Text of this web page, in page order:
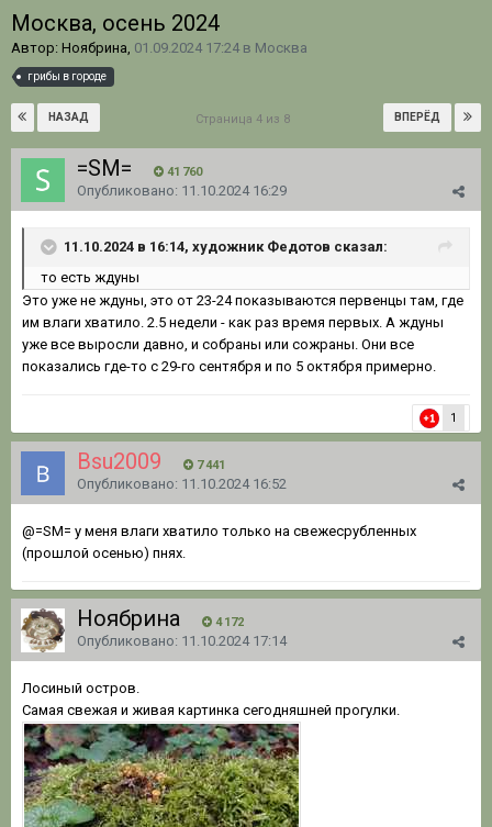
Москва, осень 2024
Автор: Ноябрина, 01.09.2024 17:24 в Москва
грибы в городе
НАЗАД ВПЕРЁД
Страница 4 из 8
=SM= 41 760
Опубликовано: 11.10.2024 16:29
11.10.2024 в 16:14, художник Федотов сказал:
то есть ждуны
Это уже не ждуны, это от 23-24 показываются первенцы там, где
им влаги хватило. 2.5 недели - как раз время первых. А ждуны
уже все выросли давно, и собраны или сожраны. Они все
показались где-то с 29-го сентября и по 5 октября примерно.
1
Bsu2009 7 441
Опубликовано: 11.10.2024 16:52
@=SM= у меня влаги хватило только на свежесрубленных
(прошлой осенью) пнях.
Ноябрина 4 172
Опубликовано: 11.10.2024 17:14
Лосиный остров.
Самая свежая и живая картинка сегодняшней прогулки.